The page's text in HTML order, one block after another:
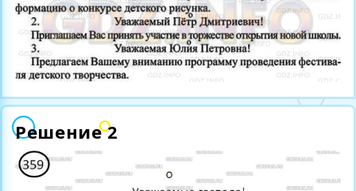
Решение 2